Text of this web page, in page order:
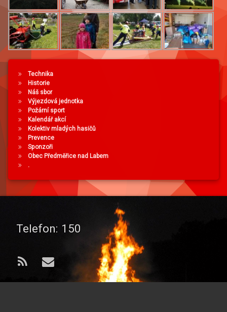
Technika
Historie
Náš sbor
Výjezdová jednotka
Požární sport
Kalendář akcí
Kolektiv mladých hasičů
Prevence
Sponzoři
Obec Předměřice nad Labem
.
Telefon: 150
RSS E-mail